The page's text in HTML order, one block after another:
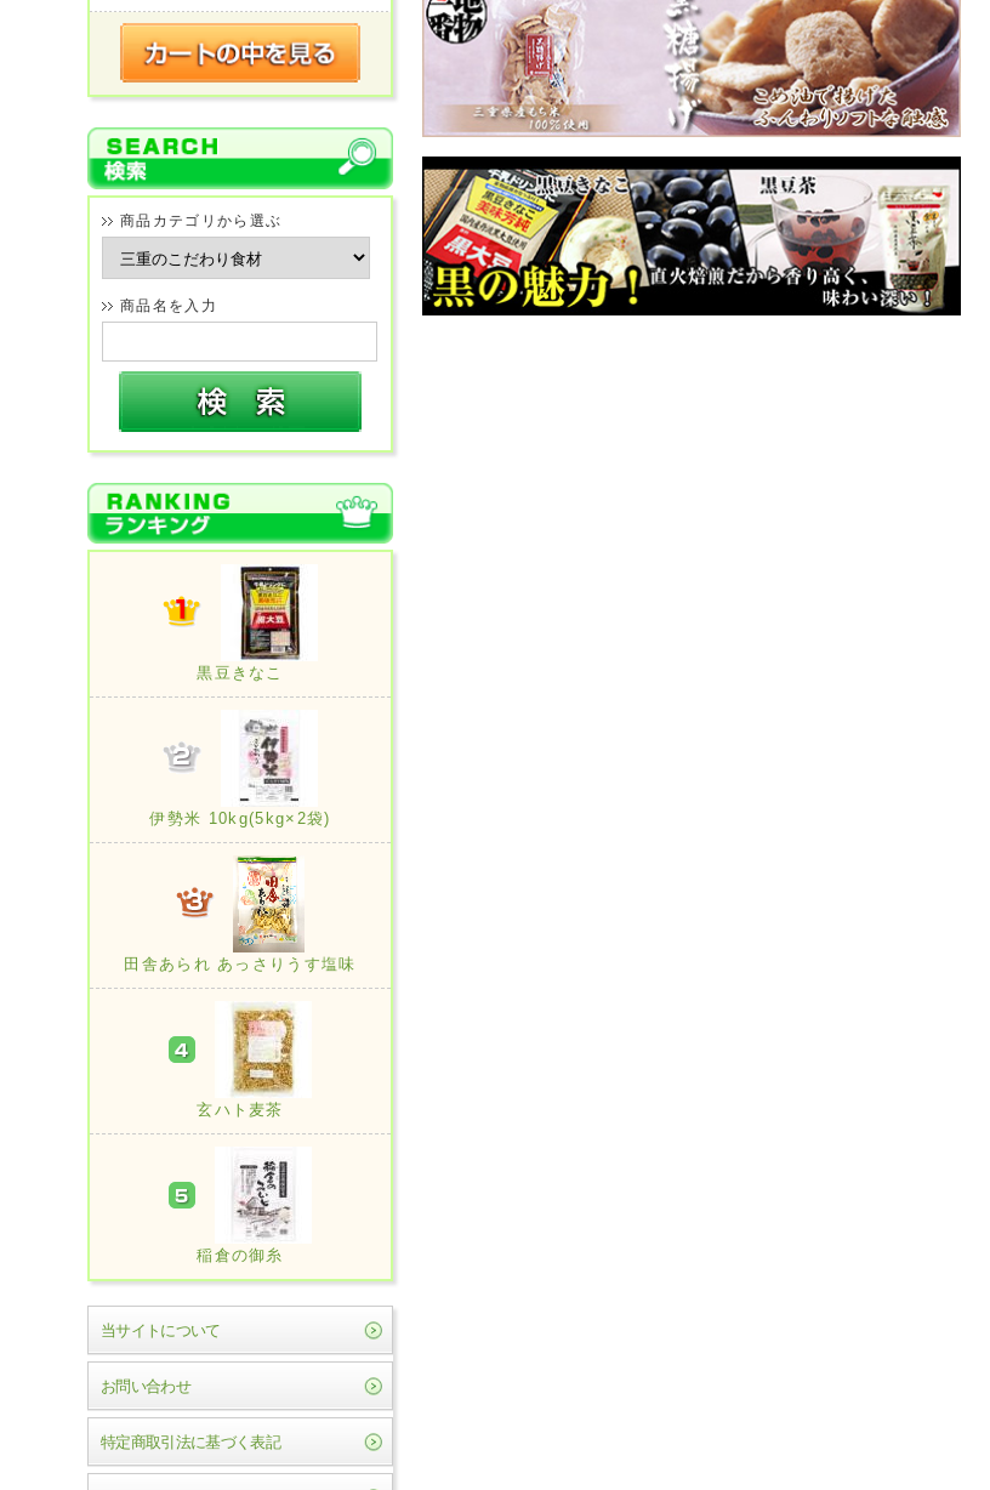
商品カテゴリから選ぶ
商品名を入力
黒豆きなこ
伊勢米 10kg(5kg×2袋)
田舎あられ あっさりうす塩味
玄ハト麦茶
稲倉の御糸
当サイトについて
お問い合わせ
特定商取引法に基づく表記